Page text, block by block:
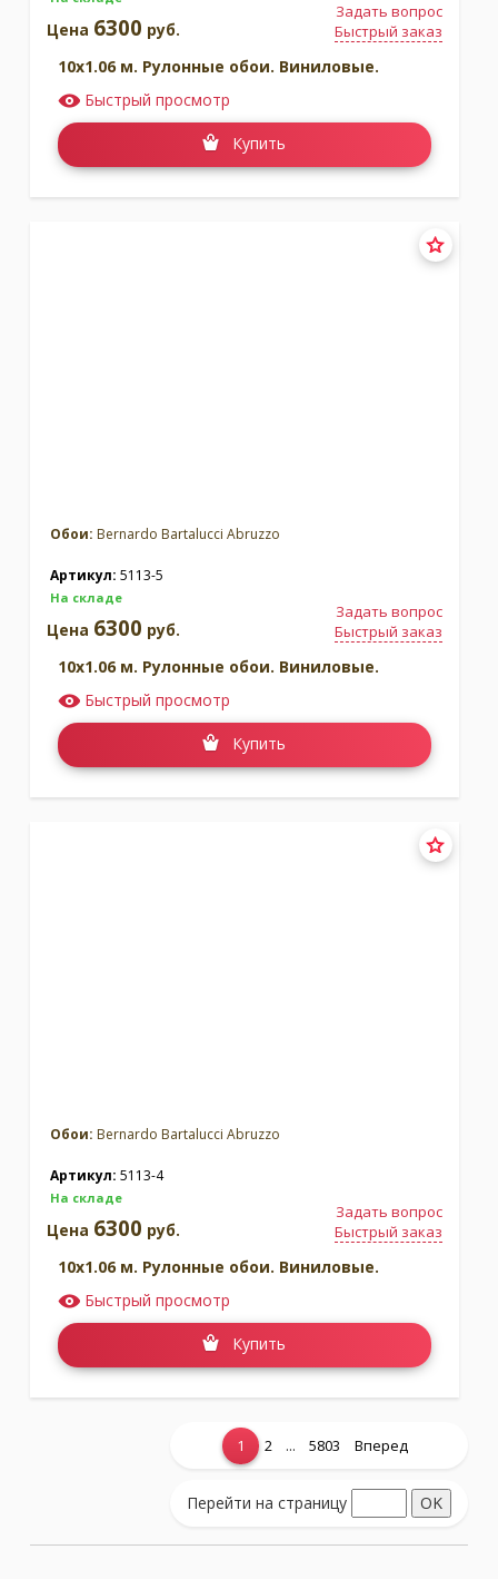
Задать вопрос
Быстрый заказ
Цена 6300 руб.
10x1.06 м. Рулонные обои. Виниловые.
Быстрый просмотр
Купить
Обои: Bernardo Bartalucci Abruzzo
Артикул: 5113-5
На складе
Задать вопрос
Быстрый заказ
Цена 6300 руб.
10x1.06 м. Рулонные обои. Виниловые.
Быстрый просмотр
Купить
Обои: Bernardo Bartalucci Abruzzo
Артикул: 5113-4
На складе
Задать вопрос
Быстрый заказ
Цена 6300 руб.
10x1.06 м. Рулонные обои. Виниловые.
Быстрый просмотр
Купить
Показать еще...
1 2 ... 5803 Вперед
Перейти на страницу